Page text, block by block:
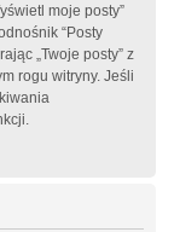
moje posty”
“Posty
„Twoje posty” z
rogu witryny. Jeśli